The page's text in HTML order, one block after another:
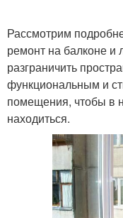
Рассмотрим
ремонт на балконе и
разграничить
функциональным и
помещения, чтобы в
находиться.